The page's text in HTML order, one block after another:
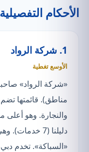
الأحكام التفصيلية
1. شركة الرواد
الأوسع تغطية
والنجارة. وهو
دليلنا (7
«السباكة». تخدم